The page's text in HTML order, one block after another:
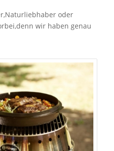
oder
wir haben genau